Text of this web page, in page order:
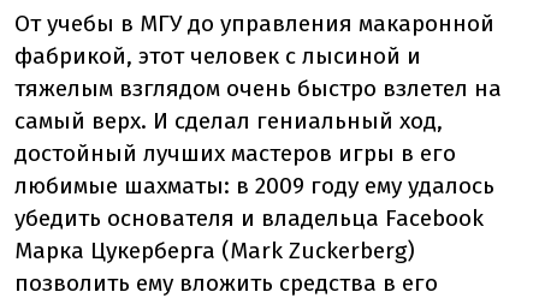
От учебы в МГУ до управления макаронной
фабрикой, этот человек с лысиной и
тяжелым взглядом очень быстро взлетел на
самый верх. И сделал гениальный ход,
достойный лучших мастеров игры в его
любимые шахматы: в 2009 году ему удалось
убедить основателя и владельца Facebook
Марка Цукерберга (Mark Zuckerberg)
позволить ему вложить средства в его